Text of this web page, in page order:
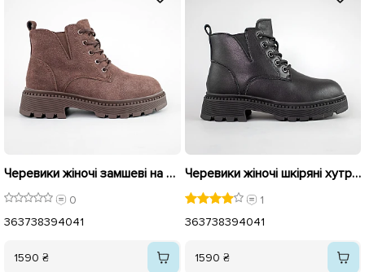
Черевики жіночі замшеві на хутрі 593447 Коричневі
0
363738394041
1590 ₴
Черевики жіночі шкіряні хутро 593446 Чорні
1
363738394041
1590 ₴